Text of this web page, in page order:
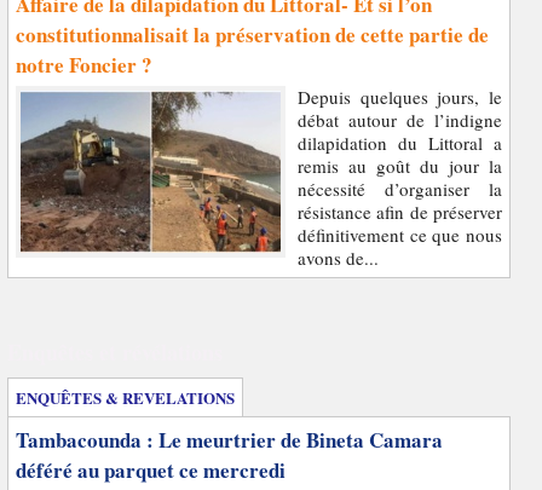
constitutionnalisait la préservation de cette partie de
notre Foncier ?
Depuis quelques jours, le
débat autour de l’indigne
dilapidation du Littoral a
remis au goût du jour la
nécessité d’organiser la
résistance afin de préserver
définitivement ce que nous
avons de...
ENQUÊTES & REVELATIONS
Tambacounda : Le meurtrier de Bineta Camara
déféré au parquet ce mercredi